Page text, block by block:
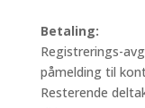
Betaling:
Registrerings-
påmelding til
Resterende